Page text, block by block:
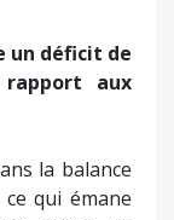
un déficit de
aux
la balance
qui émane